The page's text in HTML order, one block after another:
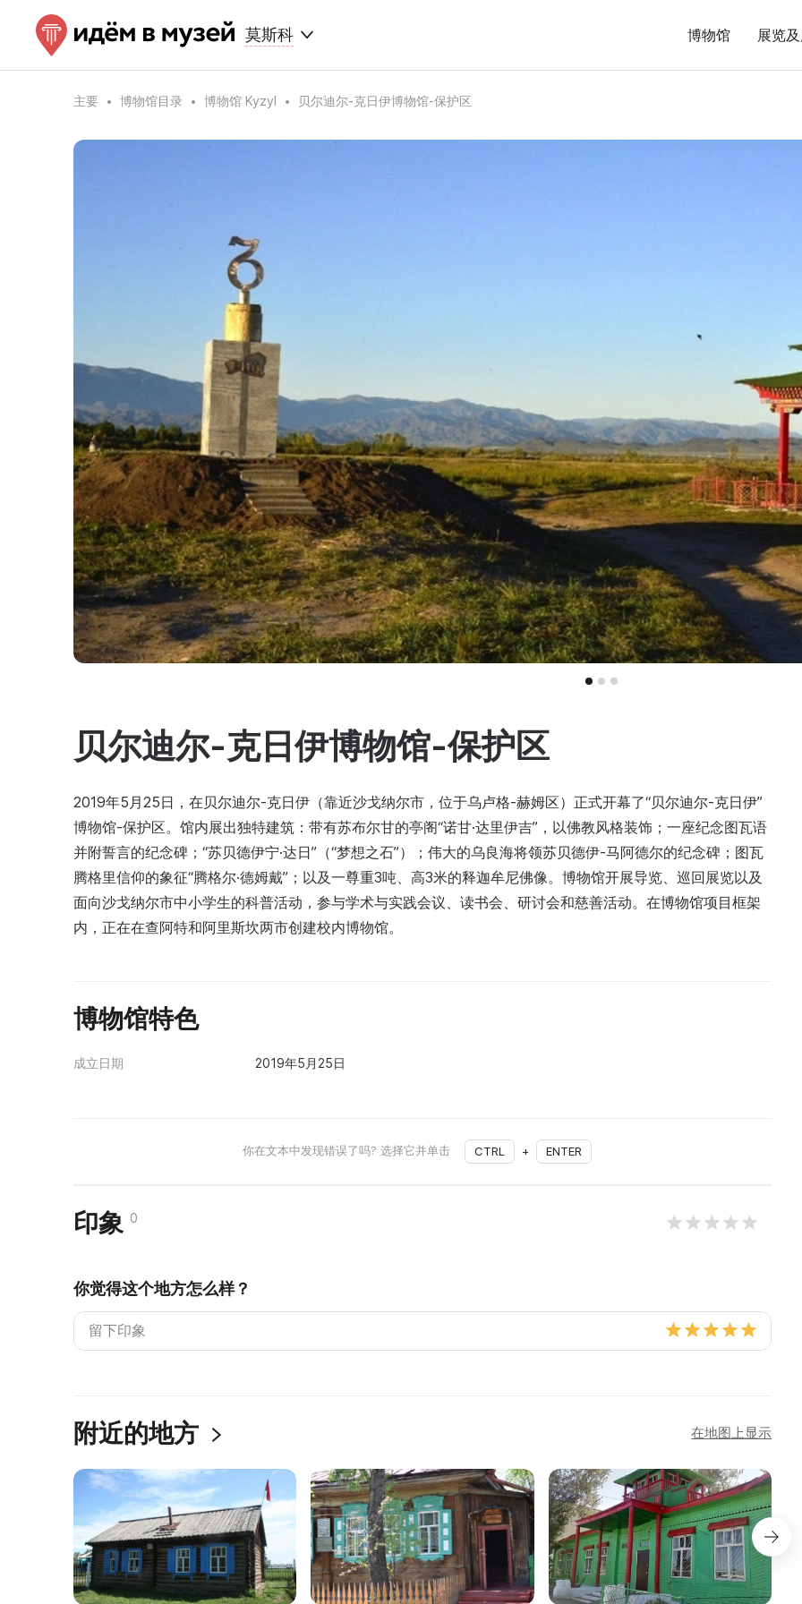
莫斯科 博物馆 展览
主要 博物馆目录 博物馆 Kyzyl 贝尔迪尔-克日伊博物馆-保护区
贝尔迪尔-克日伊博物馆-保护区
2019年5月25日，在贝尔迪尔-克日伊（靠近沙戈纳尔市，位于乌卢格-赫姆区）正式开幕了“贝尔迪尔-克日伊”
博物馆-保护区。馆内展出独特建筑：带有苏布尔甘的亭阁“诺甘·达里伊吉”，以佛教风格装饰；一座纪念图瓦语
并附誓言的纪念碑；“苏贝德伊宁·达日”（“梦想之石”）；伟大的乌良海将领苏贝德伊-马阿德尔的纪念碑；图瓦
腾格里信仰的象征“腾格尔·德姆戴”；以及一尊重3吨、高3米的释迦牟尼佛像。博物馆开展导览、巡回展览以及
面向沙戈纳尔市中小学生的科普活动，参与学术与实践会议、读书会、研讨会和慈善活动。在博物馆项目框架
内，正在在查阿特和阿里斯坎两市创建校内博物馆。
博物馆特色
成立日期 2019年5月25日
你在文本中发现错误了吗? 选择它并单击 CTRL + ENTER
印象 0
你觉得这个地方怎么样？
附近的地方 在地图上显示